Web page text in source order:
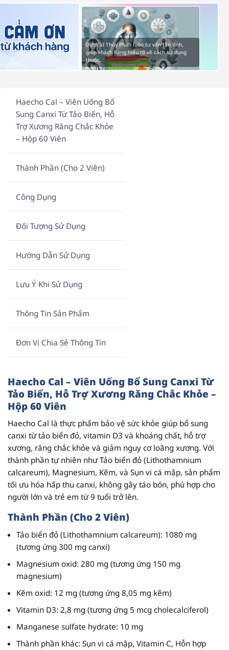
Dược sĩ Thúy Phan luôn tư vấn tận tình,
giúp khách hàng hiểu rõ về cách sử dụng
thuốc.
Haecho Cal – Viên Uống Bổ
Sung Canxi Từ Tảo Biển, Hỗ
Trợ Xương Răng Chắc Khỏe
– Hộp 60 Viên
Thành Phần (Cho 2 Viên)
Công Dụng
Đối Tượng Sử Dụng
Hướng Dẫn Sử Dụng
Lưu Ý Khi Sử Dụng
Thông Tin Sản Phẩm
Đơn Vị Chia Sẻ Thông Tin
Haecho Cal – Viên Uống Bổ Sung Canxi Từ
Tảo Biển, Hỗ Trợ Xương Răng Chắc Khỏe –
Hộp 60 Viên
Haecho Cal là thực phẩm bảo vệ sức khỏe giúp bổ sung
canxi từ tảo biển đỏ, vitamin D3 và khoáng chất, hỗ trợ
xương, răng chắc khỏe và giảm nguy cơ loãng xương. Với
thành phần tự nhiên nhưTảo biển đỏ (Lithothamnium
calcareum), Magnesium, Kẽm, và Sụn vi cá mập, sản phẩm
tối ưu hóa hấp thu canxi, không gây táo bón, phù hợp cho
người lớn và trẻ em từ 9 tuổi trở lên.
Thành Phần (Cho 2 Viên)
Tảo biển đỏ (Lithothamnium calcareum): 1080 mg
(tương ứng 300 mg canxi)
Magnesium oxid: 280 mg (tương ứng 150 mg
magnesium)
Kẽm oxid: 12 mg (tương ứng 8,05 mg kẽm)
Vitamin D3: 2,8 mg (tương ứng 5 mcg cholecalciferol)
Manganese sulfate hydrate: 10 mg
Thành phần khác: Sụn vi cá mập, Vitamin C, Hỗn hợp